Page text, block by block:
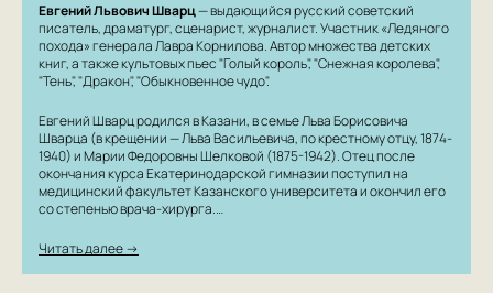
Евгений Львович Шварц— выдающийся русский советский
писатель, драматург, сценарист, журналист. Участник «Ледяного
похода» генерала Лавра Корнилова. Автор множества детских
книг, а также культовых пьес "Голый король", "Снежная королева",
"Тень", "Дракон", "Обыкновенное чудо".
Евгений Шварц родился в Казани, в семье Льва Борисовича
Шварца (в крещении — Льва Васильевича, по крестному отцу, 1874-
1940) и Марии Федоровны Шелковой (1875-1942). Отец после
окончания курса Екатеринодарской гимназии поступил на
медицинский факультет Казанского университета и окончил его
со степенью врача-хирурга.…
Читать далее →